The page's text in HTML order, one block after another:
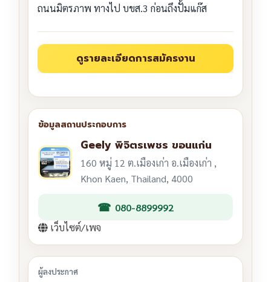
ถนนมิตรภาพ ทางไป บขส.3 ก่อนถึงปั้มแก๊ส
Geely พิจิตรเพชร ขอนแก่น
160 หมู่ 12 ต.เมืองเก่า อ.เมืองเก่า ,
Khon Kaen, Thailand, 4000
080-8899992
เว็บไซต์/เพจ